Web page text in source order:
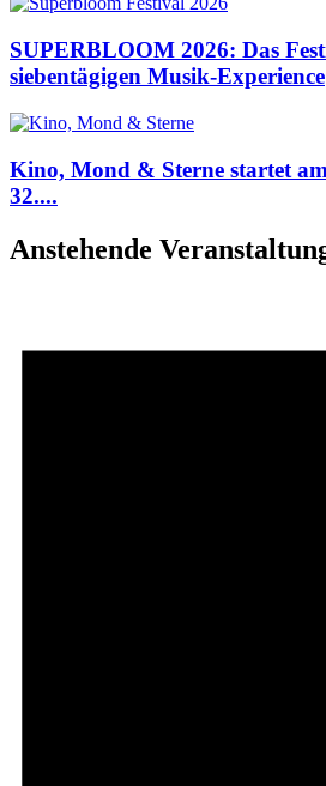
SUPERBLOOM 2026: Das
siebentägigen Musik-Experience
Kino, Mond & Sterne startet
32....
Anstehende